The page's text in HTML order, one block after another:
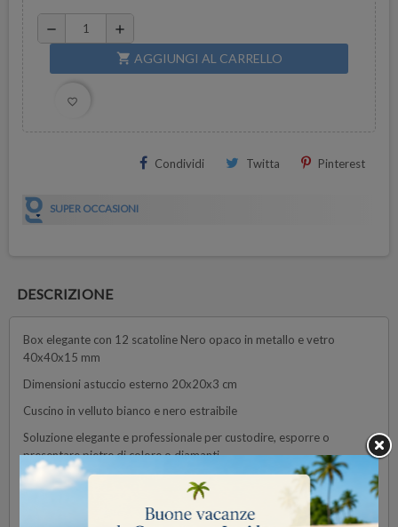
remove add
shopping_cart AGGIUNGI AL CARRELLO
favorite_border
Condividi Twitta Pinterest
SUPER OCCASIONI
DESCRIZIONE
Box elegante con 12 scatoline Nero opaco in metallo e vetro
40x40x15 mm
Dimensioni astuccio esterno 20x20x3 cm
Cuscino in velluto bianco e nero estraibile
Soluzione elegante e professionale per custodire, esporre o
presentare pietre di colore o diamanti
Disponibili anche sciolte coni seguenti codici.
DK663-SS1 Argento lucido